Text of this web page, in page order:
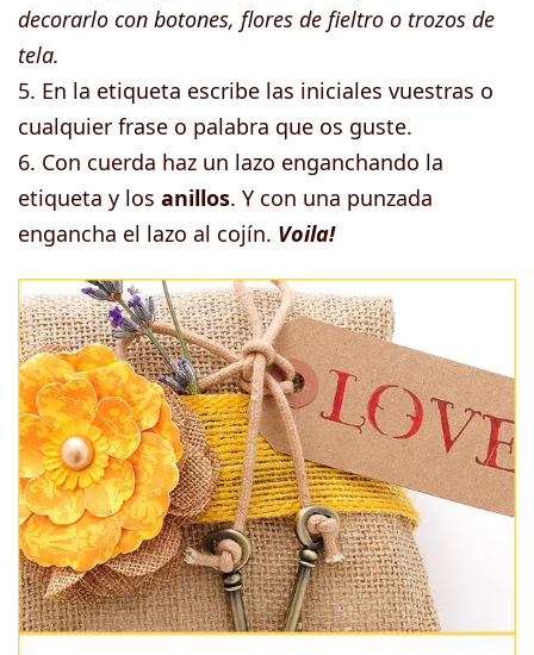
decorarlo con botones, flores de fieltro o trozos de
tela.
5. En la etiqueta escribe las iniciales vuestras o
cualquier frase o palabra que os guste.
6. Con cuerda haz un lazo enganchando la
etiqueta y los anillos. Y con una punzada
engancha el lazo al cojín. Voila!